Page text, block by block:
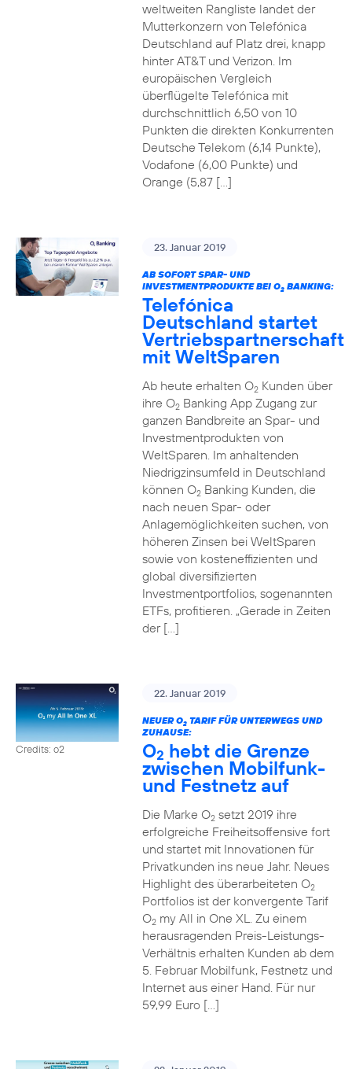
weltweiten Rangliste landet der
Mutterkonzern von Telefónica
Deutschland auf Platz drei, knapp
hinter AT&T und Verizon. Im
europäischen Vergleich
überflügelte Telefónica mit
durchschnittlich 6,50 von 10
Punkten die direkten Konkurrenten
Deutsche Telekom (6,14 Punkte),
Vodafone (6,00 Punkte) und
Orange (5,87 […]
23. Januar 2019
AB SOFORT SPAR- UND
INVESTMENTPRODUKTE BEI O2BANKING:
Telefónica
Deutschland startet
Vertriebspartnerschaft
mit WeltSparen
Ab heute erhalten O2Kunden über
ihre O2Banking App Zugang zur
ganzen Bandbreite an Spar- und
Investmentprodukten von
WeltSparen. Im anhaltenden
Niedrigzinsumfeld in Deutschland
können O2Banking Kunden, die
nach neuen Spar- oder
Anlagemöglichkeiten suchen, von
höheren Zinsen bei WeltSparen
sowie von kosteneffizienten und
global diversifizierten
Investmentportfolios, sogenannten
ETFs, profitieren. „Gerade in Zeiten
der […]
Credits: o2
22. Januar 2019
NEUER O2TARIF FÜR UNTERWEGS UND
ZUHAUSE:
O2 hebt die Grenze
zwischen Mobilfunk-
und Festnetz auf
Die Marke O2setzt 2019 ihre
erfolgreiche Freiheitsoffensive fort
und startet mit Innovationen für
Privatkunden ins neue Jahr. Neues
Highlight des überarbeiteten O2
Portfolios ist der konvergente Tarif
O2my All in One XL. Zu einem
herausragenden Preis-Leistungs-
Verhältnis erhalten Kunden ab dem
5. Februar Mobilfunk, Festnetz und
Internet aus einer Hand. Für nur
59,99 Euro […]